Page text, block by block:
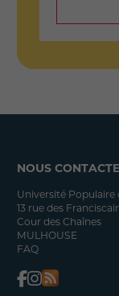
NOUS
Université Populaire
13 rue des
Cour des Chaînes
MULHOUSE
FAQ